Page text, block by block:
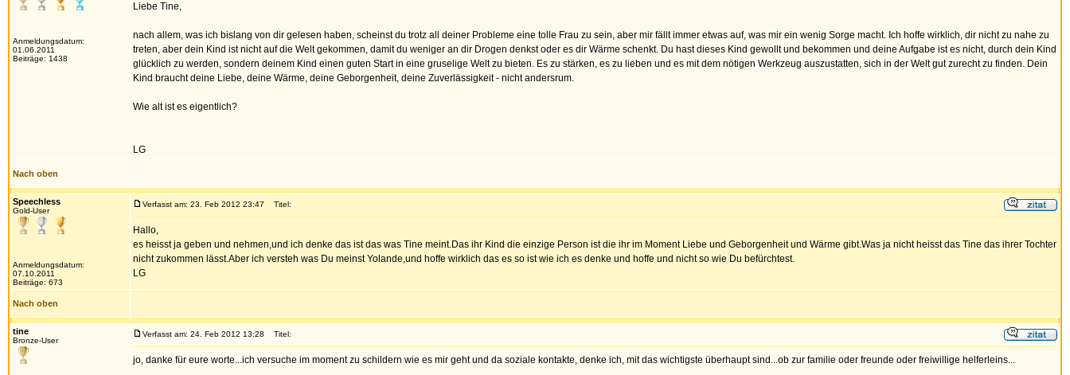
Anmeldungsdatum:
01.06.2011
Beiträge: 1438
Liebe Tine,
nach allem, was ich bislang von dir gelesen haben, scheinst du trotz all deiner Probleme eine tolle Frau zu sein, aber mir fällt immer etwas auf, was mir ein wenig Sorge macht. Ich hoffe wirklich, dir nicht zu nahe zu
treten, aber dein Kind ist nicht auf die Welt gekommen, damit du weniger an dir Drogen denkst oder es dir Wärme schenkt. Du hast dieses Kind gewollt und bekommen und deine Aufgabe ist es nicht, durch dein Kind
glücklich zu werden, sondern deinem Kind einen guten Start in eine gruselige Welt zu bieten. Es zu stärken, es zu lieben und es mit dem nötigen Werkzeug auszustatten, sich in der Welt gut zurecht zu finden. Dein
Kind braucht deine Liebe, deine Wärme, deine Geborgenheit, deine Zuverlässigkeit - nicht andersrum.
Wie alt ist es eigentlich?
LG
Nach oben
Speechless
Gold-User
Anmeldungsdatum:
07.10.2011
Beiträge: 673
Verfasst am: 23. Feb 2012 23:47 Titel:
Hallo,
es heisst ja geben und nehmen,und ich denke das ist das was Tine meint.Das ihr Kind die einzige Person ist die ihr im Moment Liebe und Geborgenheit und Wärme gibt.Was ja nicht heisst das Tine das ihrer Tochter
nicht zukommen lässt.Aber ich versteh was Du meinst Yolande,und hoffe wirklich das es so ist wie ich es denke und hoffe und nicht so wie Du befürchtest.
LG
Nach oben
tine
Bronze-User
Verfasst am: 24. Feb 2012 13:28 Titel:
jo, danke für eure worte...ich versuche im moment zu schildern wie es mir geht und da soziale kontakte, denke ich, mit das wichtigste überhaupt sind...ob zur familie oder freunde oder freiwillige helferleins...